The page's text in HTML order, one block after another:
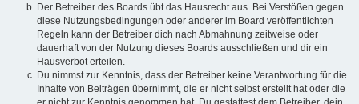
Der Betreiber des Boards übt das Hausrecht aus. Bei Verstößen gegen
diese Nutzungsbedingungen oder anderer im Board veröffentlichten
Regeln kann der Betreiber dich nach Abmahnung zeitweise oder
dauerhaft von der Nutzung dieses Boards ausschließen und dir ein
Hausverbot erteilen.
Du nimmst zur Kenntnis, dass der Betreiber keine Verantwortung für die
Inhalte von Beiträgen übernimmt, die er nicht selbst erstellt hat oder die